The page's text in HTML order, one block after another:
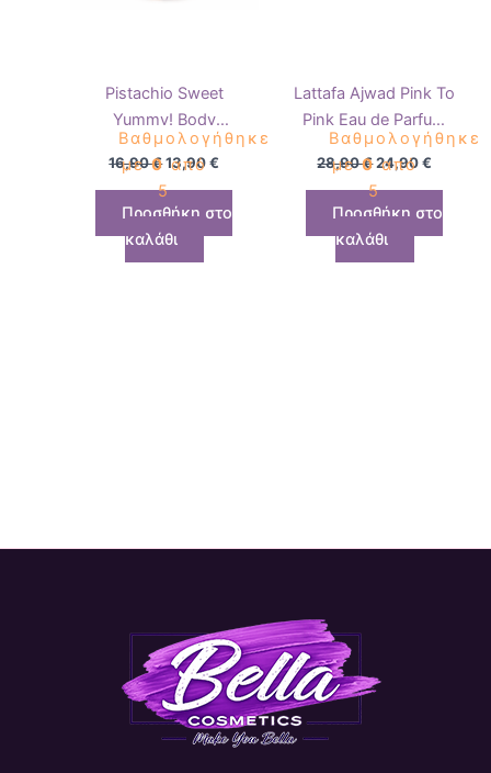
Pistachio Sweet
Yummy! Body
Fragrance Mist –
Γλυκό Άρωμα
Σώματος
Βαθμολογήθηκε
με0από
5
16,90€13,90€
Προσθήκη στο
καλάθι
Lattafa Ajwad Pink To
Pink Eau de Parfum
60ml
Βαθμολογήθηκε
με0από
5
28,90€24,90€
Προσθήκη στο
καλάθι